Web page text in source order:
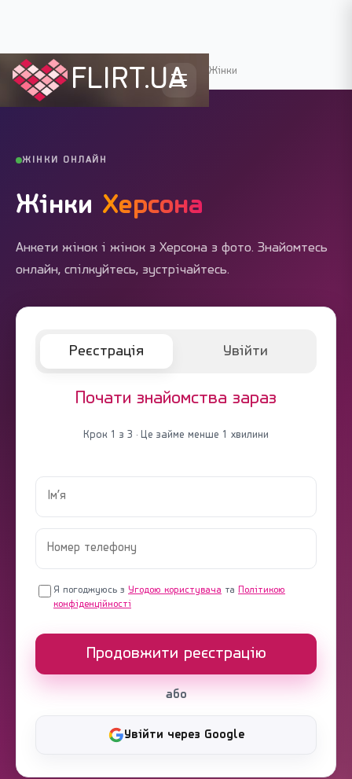
FLIRT.UA
Flirt.ua › Міста України Херсон Жінки
ЖІНКИ ОНЛАЙН
Жінки Херсона
Анкети жінок і жінок з Херсона з фото. Знайомтесь
онлайн, спілкуйтесь, зустрічайтесь.
Реєстрація Увійти
Почати знайомства зараз
Крок 1 з 3 · Це займе менше 1 хвилини
Я погоджуюсь з Угодою користувача та Політикою
конфіденційності
Продовжити реєстрацію
або
Увійти через Google